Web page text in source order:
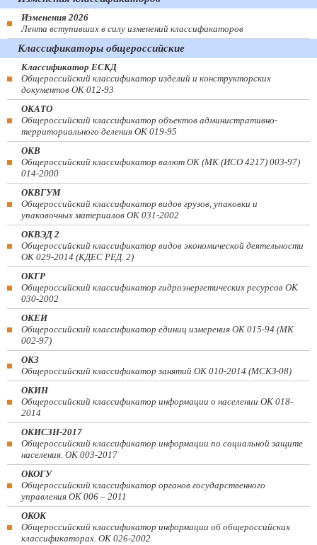
Изменения 2026
Лента вступивших в силу изменений классификаторов
Классификаторы общероссийские
Классификатор ЕСКД
Общероссийский классификатор изделий и конструкторских
документов ОК 012-93
ОКАТО
Общероссийский классификатор объектов административно-
территориального деления ОК 019-95
ОКВ
Общероссийский классификатор валют ОК (МК (ИСО 4217) 003-97)
014-2000
ОКВГУМ
Общероссийский классификатор видов грузов, упаковки и
упаковочных материалов ОК 031-2002
ОКВЭД 2
Общероссийский классификатор видов экономической деятельности
ОК 029-2014 (КДЕС РЕД. 2)
ОКГР
Общероссийский классификатор гидроэнергетических ресурсов ОК
030-2002
ОКЕИ
Общероссийский классификатор единиц измерения ОК 015-94 (МК
002-97)
ОКЗ
Общероссийский классификатор занятий ОК 010-2014 (МСКЗ-08)
ОКИН
Общероссийский классификатор информации о населении ОК 018-
2014
ОКИСЗН-2017
Общероссийский классификатор информации по социальной защите
населения. ОК 003-2017
ОКОГУ
Общероссийский классификатор органов государственного
управления ОК 006 – 2011
ОКОК
Общероссийский классификатор информации об общероссийских
классификаторах. ОК 026-2002